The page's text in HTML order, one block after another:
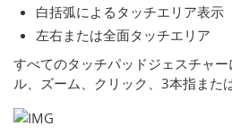
白括弧によるタッチエリア表示
左右または全面タッチエリア
すべてのタッチパッドジェスチャ
ル、ズーム、クリック、3本指また